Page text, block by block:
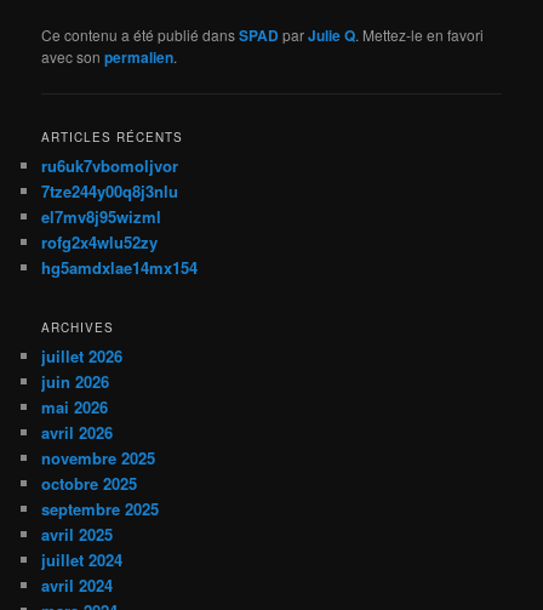
Ce contenu a été publié dansSPAD parJulie Q. Mettez-le en favori
avec sonpermalien.
ARTICLES RÉCENTS
ru6uk7vbomoljvor
7tze244y00q8j3nlu
el7mv8j95wizml
rofg2x4wlu52zy
hg5amdxlae14mx154
ARCHIVES
juillet 2026
juin 2026
mai 2026
avril 2026
novembre 2025
octobre 2025
septembre 2025
avril 2025
juillet 2024
avril 2024